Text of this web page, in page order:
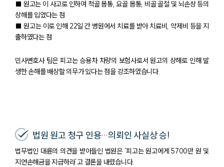
■ 원고는 이 사고로 인하여 척골 몸통, 요골 몸통, 비골 골절 및 뇌손상 등의
상해를 입었다는 점
■ 원고는 이로 인해 22일 간 병원에서 치료를 받아 치료비, 약제비 등을 지
출하였다는 점
민사변호사 팀은 피고는 승용차 차량의 보험사로서 원고의 상해로 인해 발
생한 손해를 배상할 의무가 있다는 점을 강조하였습니다.
법원 원고 청구 인용…의뢰인 사실상 승!
법무법인 대륜의 의견을 받아들인 법원은 ‘피고는 원고에게 5700만 원 및
지연손해금을 지급하라’고 결론을 내렸습니다.